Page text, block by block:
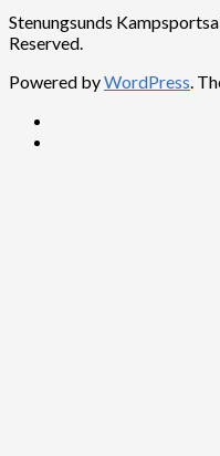
Stenungsunds
Reserved.
Powered byWordPress.